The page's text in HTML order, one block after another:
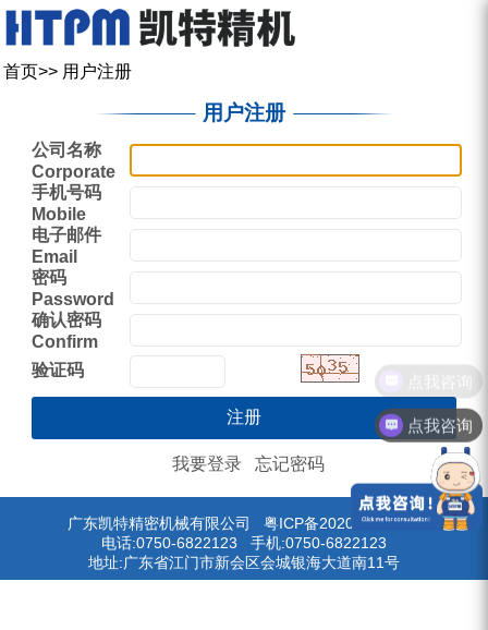
走进凯特
人才管理
产品中心
钳制器/阻尼器
服务中心
技术支援
新闻中心
凯特学堂
联系我们
首页>> 用户注册
用户注册
公司名称
Corporate
手机号码
Mobile
电子邮件
Email
密码
Password
确认密码
Confirm
验证码
我要登录 忘记密码
广东凯特精密机械有限公司 粤ICP备2020113101号
电话:0750-6822123 手机:0750-6822123
地址:广东省江门市新会区会城银海大道南11号
点我咨询
点我咨询